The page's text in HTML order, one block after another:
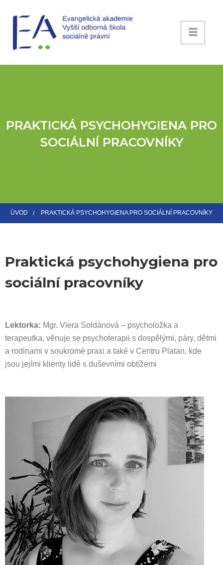
PRAKTICKÁ PSYCHOHYGIENA PRO
SOCIÁLNÍ PRACOVNÍKY
ÚVOD PRAKTICKÁ PSYCHOHYGIENA PRO SOCIÁLNÍ PRACOVNÍKY
Praktická psychohygiena pro
sociální pracovníky
Lektorka: Mgr. Viera Soldánová – psycholožka a
terapeutka, věnuje se psychoterapii s dospělými, páry, dětmi
a rodinami v soukromé praxi a také v Centru Platan, kde
jsou jejími klienty lidé s duševními obtížemi